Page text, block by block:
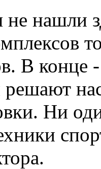
нашли
В конце
решают
Ни